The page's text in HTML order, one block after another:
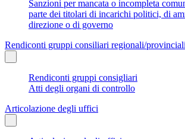
Sanzioni per mancata o incompleta
parte dei titolari di incarichi politici, di
direzione o di governo
Rendiconti gruppi consiliari regionali/provinciali
Rendiconti gruppi consigliari
Atti degli organi di controllo
Articolazione degli uffici